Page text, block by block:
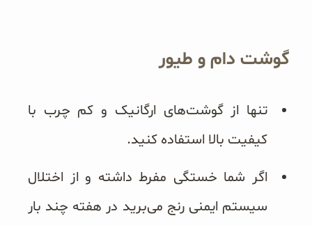
گوشت دام و طیور
تنها از گوشت‌های ارگانیک و کم چرب با
کیفیت بالا استفاده کنید.
اگر شما خستگی مفرط داشته و از اختلال
سیستم ایمنی رنج می‌برید در هفته چند بار